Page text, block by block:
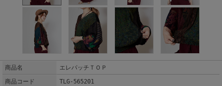
商品名
エレパッチＴＯＰ
商品コード
TLG-565201